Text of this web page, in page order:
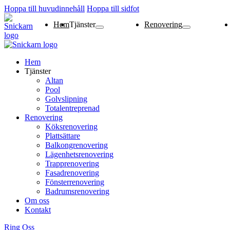
Hoppa till huvudinnehåll Hoppa till sidfot
HemTjänsterAltan
Pool
Golvslipning
Totalentreprenad RenoveringKöksrenovering
Plattsättare
Balkongrenovering
Trapprenovering
Fasadrenovering
Fönsterrenovering
Badrumsrenovering
Hem
Tjänster
Altan
Pool
Golvslipning
Totalentreprenad
Renovering
Köksrenovering
Plattsättare
Balkongrenovering
Lägenhetsrenovering
Trapprenovering
Fasadrenovering
Fönsterrenovering
Badrumsrenovering
Om oss
Kontakt
Ring Oss